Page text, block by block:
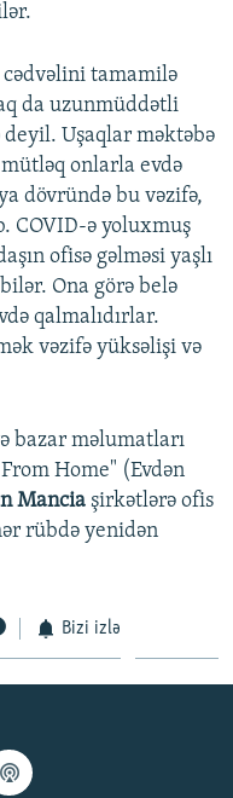
tamamilə
da uzunmüddətli
Uşaqlar məktəbə
onlarla evdə
dövründə bu vəzifə,
COVID-ə yoluxmuş
ofisə gəlməsi yaşlı
Ona görə belə
qalmalıdırlar.
vəzifə yüksəlişi və
bazar məlumatları
Home" (Evdən
Mancia şirkətlərə ofis
rübdə yenidən
Bizi izlə